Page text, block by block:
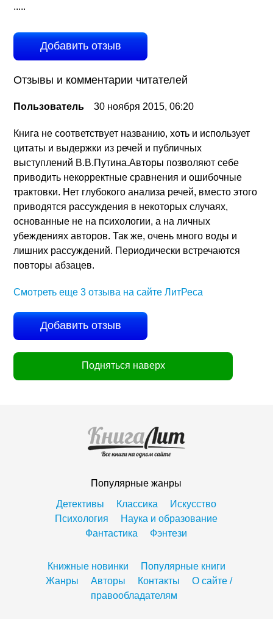
.....
Добавить отзыв
Отзывы и комментарии читателей
Пользователь 30 ноября 2015, 06:20
Книга не соответствует названию, хоть и использует
цитаты и выдержки из речей и публичных
выступлений В.В.Путина.Авторы позволяют себе
приводить некорректные сравнения и ошибочные
трактовки. Нет глубокого анализа речей, вместо этого
приводятся рассуждения в некоторых случаях,
основанные не на психологии, а на личных
убеждениях авторов. Так же, очень много воды и
лишних рассуждений. Периодически встречаются
повторы абзацев.
Смотреть еще 3 отзыва на сайте ЛитРеса
Добавить отзыв
Подняться наверх
Популярные жанры
Детективы
Классика
Искусство
Психология
Наука и образование
Фантастика
Фэнтези
Книжные новинки
Популярные книги
Жанры
Авторы Контакты
О сайте /
правообладателям